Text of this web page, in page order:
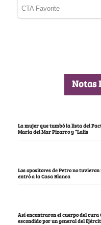
Notas
La mujer que tumbó la lista del
María del Mar Pizarro y “Lalis
Los opositores de Petro no
entró a la Casa Blanca
Así encontraron el cuerpo del cura
escondido por un general del